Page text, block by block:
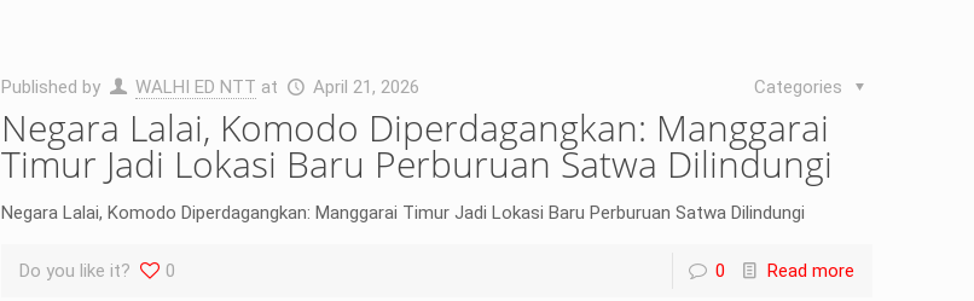
Published by WALHI ED NTT at April 21, 2026 Categories
Negara Lalai, Komodo Diperdagangkan: Manggarai
Timur Jadi Lokasi Baru Perburuan Satwa Dilindungi
Negara Lalai, Komodo Diperdagangkan: Manggarai Timur Jadi Lokasi Baru Perburuan Satwa Dilindungi
Do you like it? 0 0 Read more